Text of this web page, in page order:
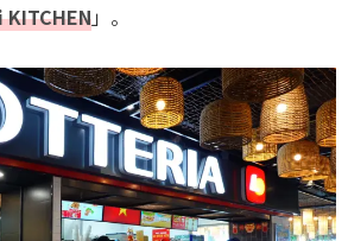
」。